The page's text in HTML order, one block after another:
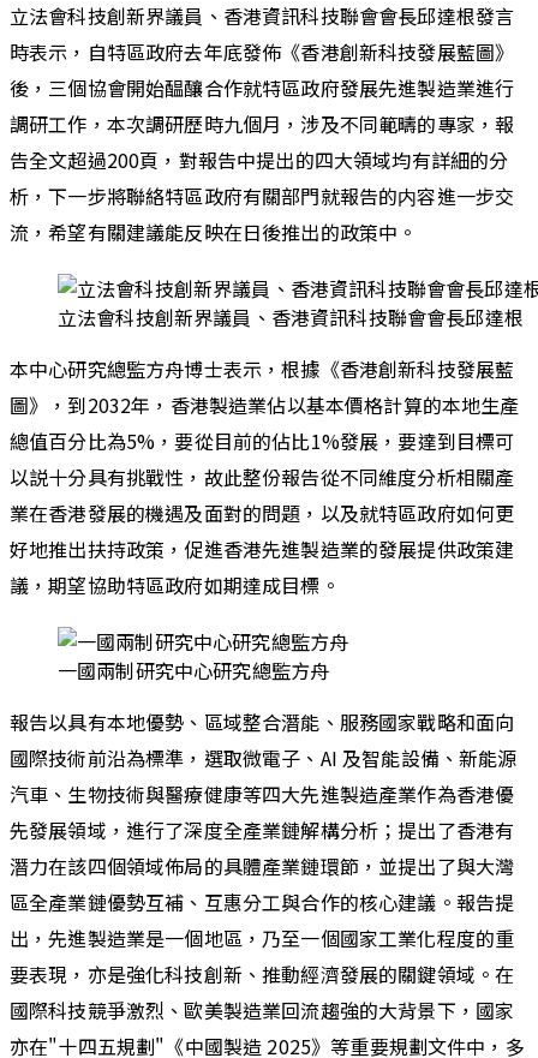
立法會科技創新界議員、香港資訊科技聯會會長邱達根發言
時表示，自特區政府去年底發佈《香港創新科技發展藍圖》
後，三個協會開始醖釀合作就特區政府發展先進製造業進行
調研工作，本次調研歷時九個月，涉及不同範疇的專家，報
告全文超過200頁，對報告中提出的四大領域均有詳細的分
析，下一步將聯絡特區政府有關部門就報告的内容進一步交
流，希望有關建議能反映在日後推出的政策中。
立法會科技創新界議員、香港資訊科技聯會會長邱達根
本中心研究總監方舟博士表示，根據《香港創新科技發展藍
圖》，到2032年，香港製造業佔以基本價格計算的本地生產
總值百分比為5%，要從目前的佔比1%發展，要達到目標可
以説十分具有挑戰性，故此整份報告從不同維度分析相關產
業在香港發展的機遇及面對的問題，以及就特區政府如何更
好地推出扶持政策，促進香港先進製造業的發展提供政策建
議，期望協助特區政府如期達成目標。
一國兩制研究中心研究總監方舟
報告以具有本地優勢、區域整合潛能、服務國家戰略和面向
國際技術前沿為標準，選取微電子、AI 及智能設備、新能源
汽車、生物技術與醫療健康等四大先進製造產業作為香港優
先發展領域，進行了深度全產業鏈解構分析；提出了香港有
潛力在該四個領域佈局的具體產業鏈環節，並提出了與大灣
區全產業鏈優勢互補、互惠分工與合作的核心建議。報告提
出，先進製造業是一個地區，乃至一個國家工業化程度的重
要表現，亦是強化科技創新、推動經濟發展的關鍵領域。在
國際科技競爭激烈、歐美製造業回流趨強的大背景下，國家
亦在"十四五規劃"《中國製造 2025》等重要規劃文件中，多